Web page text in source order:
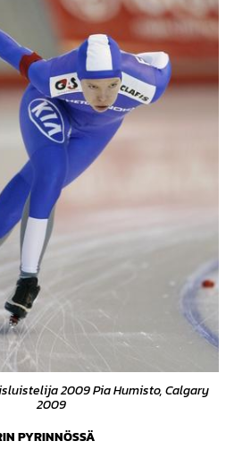
2009 Pia Humisto, Calgary
2009
PYRINNÖSSÄ